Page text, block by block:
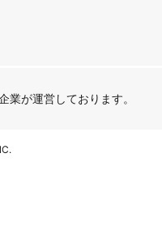
業が運営しております。